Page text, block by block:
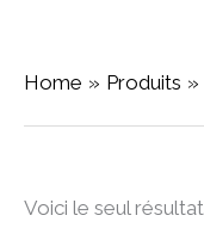
Home Produits
Voici le seul résultat